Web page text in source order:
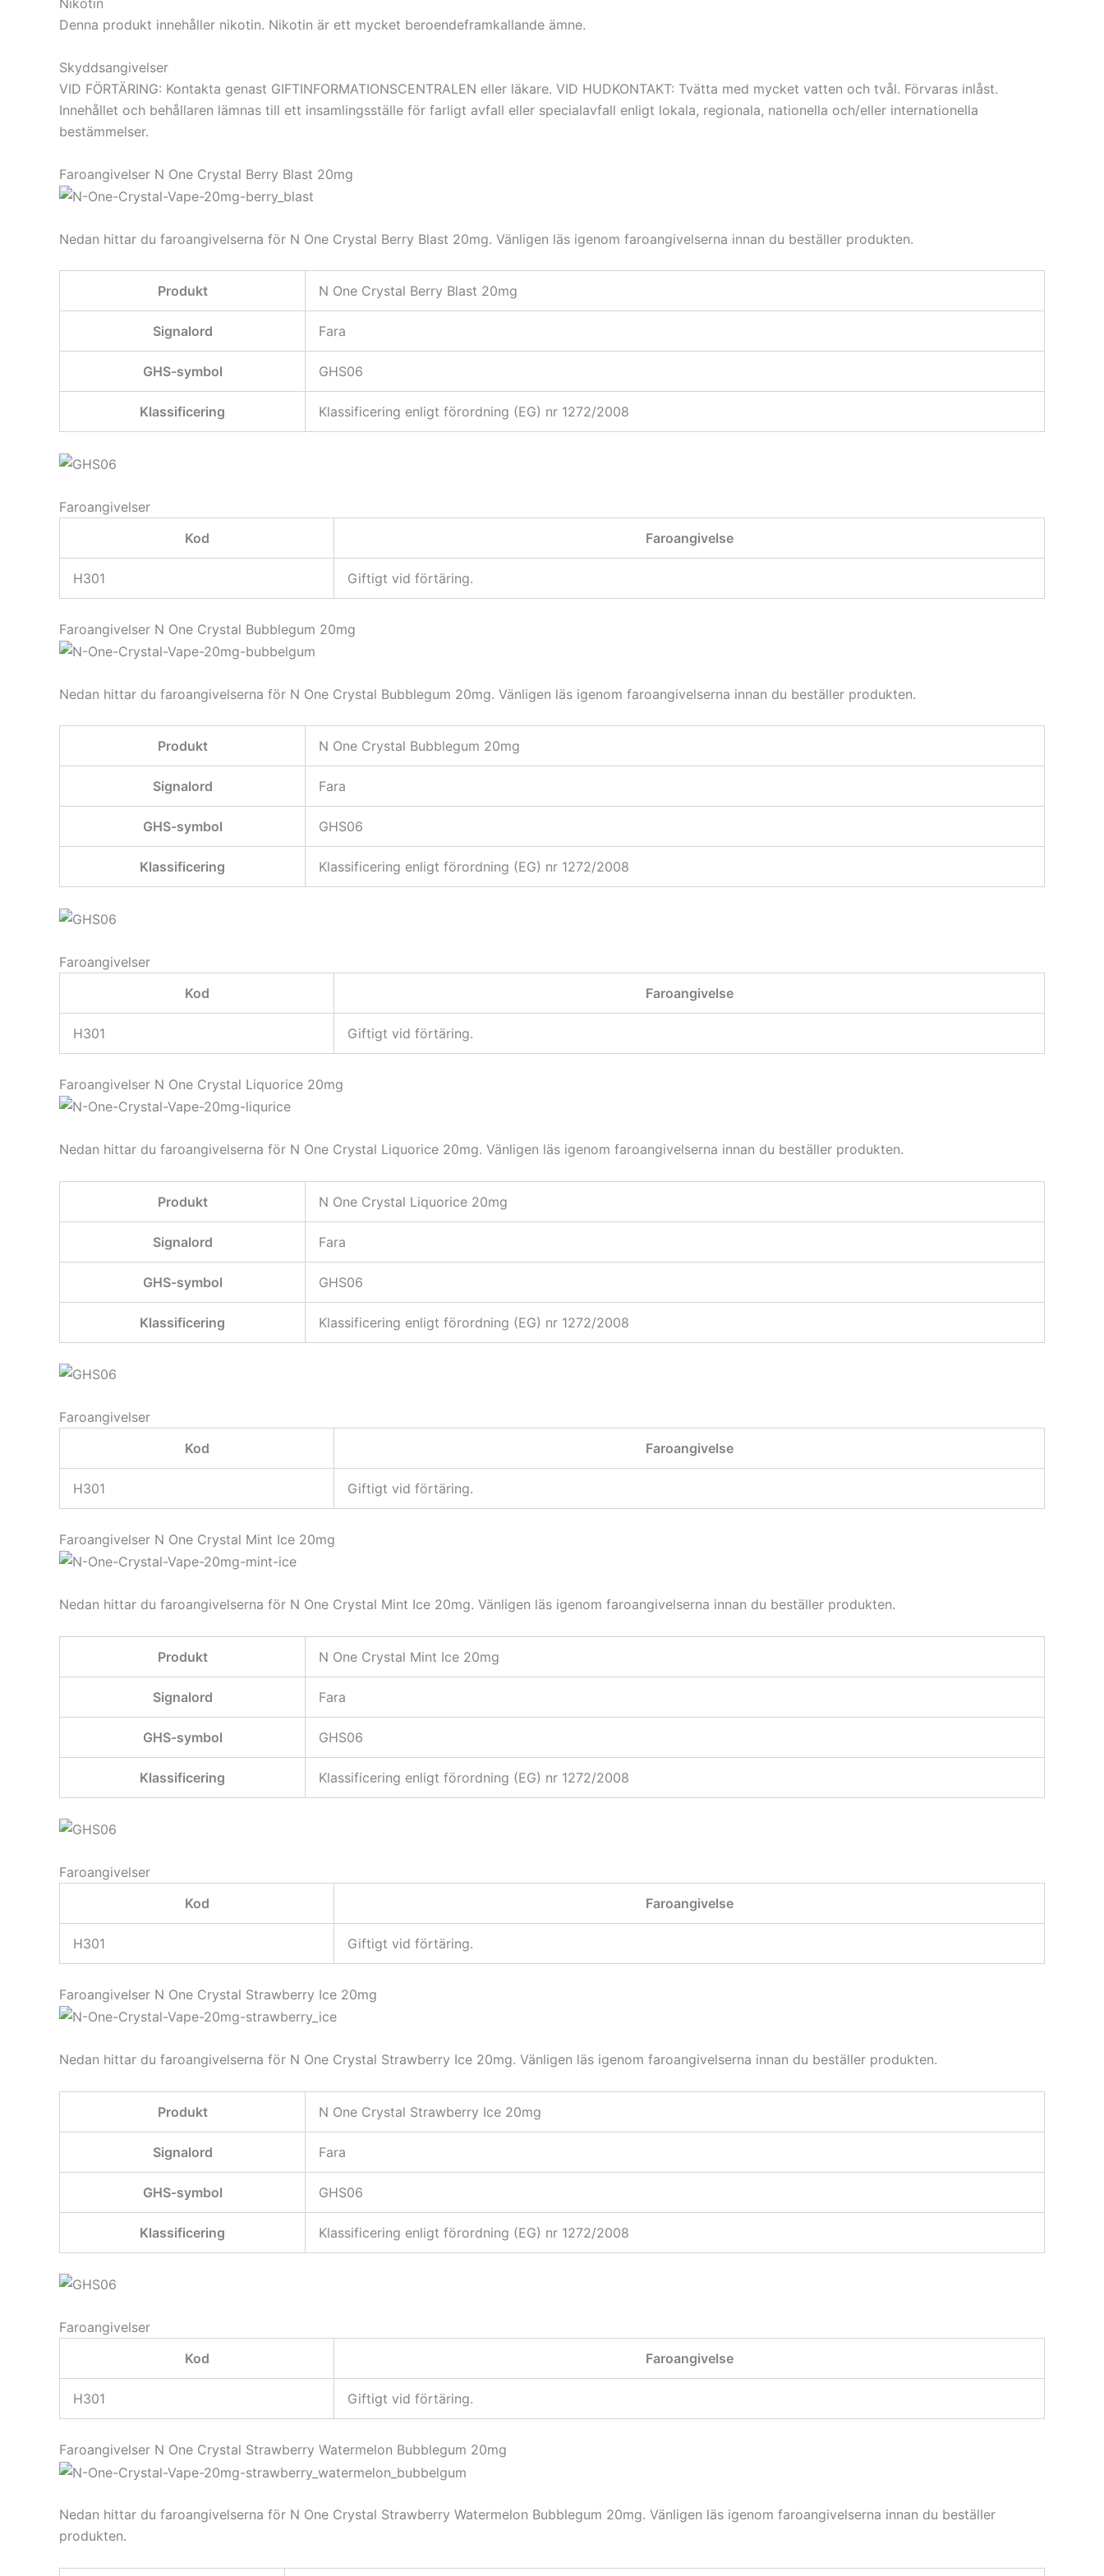
Nikotin
Denna produkt innehåller nikotin. Nikotin är ett mycket beroendeframkallande ämne.
Skyddsangivelser
VID FÖRTÄRING: Kontakta genast GIFTINFORMATIONSCENTRALEN eller läkare. VID HUDKONTAKT: Tvätta med mycket vatten och tvål. Förvaras inlåst.
Innehållet och behållaren lämnas till ett insamlingsställe för farligt avfall eller specialavfall enligt lokala, regionala, nationella och/eller internationella
bestämmelser.
Faroangivelser N One Crystal Berry Blast 20mg
Nedan hittar du faroangivelserna för N One Crystal Berry Blast 20mg. Vänligen läs igenom faroangivelserna innan du beställer produkten.
Produkt N One Crystal Berry Blast 20mg
Signalord Fara
GHS-symbol GHS06
Klassificering Klassificering enligt förordning (EG) nr 1272/2008
Faroangivelser
Kod
Faroangivelse
H301 Giftigt vid förtäring.
Faroangivelser N One Crystal Bubblegum 20mg
Nedan hittar du faroangivelserna för N One Crystal Bubblegum 20mg. Vänligen läs igenom faroangivelserna innan du beställer produkten.
Produkt N One Crystal Bubblegum 20mg
Signalord Fara
GHS-symbol GHS06
Klassificering Klassificering enligt förordning (EG) nr 1272/2008
Faroangivelser
Kod
Faroangivelse
H301 Giftigt vid förtäring.
Faroangivelser N One Crystal Liquorice 20mg
Nedan hittar du faroangivelserna för N One Crystal Liquorice 20mg. Vänligen läs igenom faroangivelserna innan du beställer produkten.
Produkt N One Crystal Liquorice 20mg
Signalord Fara
GHS-symbol GHS06
Klassificering Klassificering enligt förordning (EG) nr 1272/2008
Faroangivelser
Kod
Faroangivelse
H301 Giftigt vid förtäring.
Faroangivelser N One Crystal Mint Ice 20mg
Nedan hittar du faroangivelserna för N One Crystal Mint Ice 20mg. Vänligen läs igenom faroangivelserna innan du beställer produkten.
Produkt N One Crystal Mint Ice 20mg
Signalord Fara
GHS-symbol GHS06
Klassificering Klassificering enligt förordning (EG) nr 1272/2008
Faroangivelser
Kod
Faroangivelse
H301 Giftigt vid förtäring.
Faroangivelser N One Crystal Strawberry Ice 20mg
Nedan hittar du faroangivelserna för N One Crystal Strawberry Ice 20mg. Vänligen läs igenom faroangivelserna innan du beställer produkten.
Produkt N One Crystal Strawberry Ice 20mg
Signalord Fara
GHS-symbol GHS06
Klassificering Klassificering enligt förordning (EG) nr 1272/2008
Faroangivelser
Kod
Faroangivelse
H301 Giftigt vid förtäring.
Faroangivelser N One Crystal Strawberry Watermelon Bubblegum 20mg
Nedan hittar du faroangivelserna för N One Crystal Strawberry Watermelon Bubblegum 20mg. Vänligen läs igenom faroangivelserna innan du beställer
produkten.